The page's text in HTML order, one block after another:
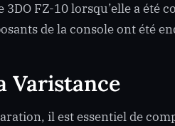
3DO FZ-10 lorsqu’elle a été
de la console ont été
Varistance
il est essentiel de